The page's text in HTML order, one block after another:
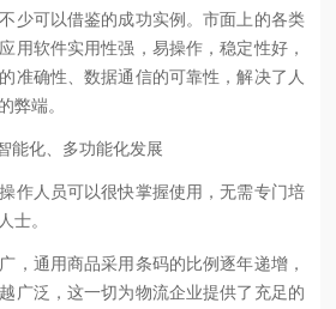
可以借鉴的成功实例。市面上的各类
用软件实用性强，易操作，稳定性好，
准确性、数据通信的可靠性，解决了人
弊端。
化、多功能化发展
人员可以很快掌握使用，无需专门培
士。
通用商品采用条码的比例逐年递增，
广泛，这一切为物流企业提供了充足的